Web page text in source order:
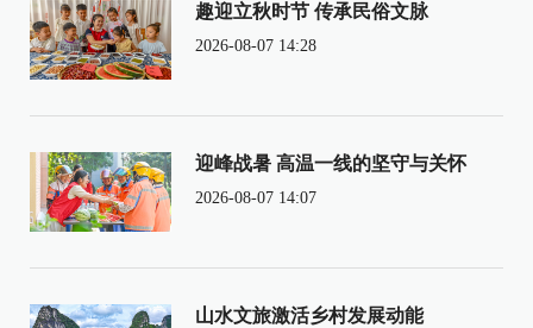
趣迎立秋时节 传承民俗文脉
2026-08-07 14:28
迎峰战暑 高温一线的坚守与关怀
2026-08-07 14:07
山水文旅激活乡村发展动能